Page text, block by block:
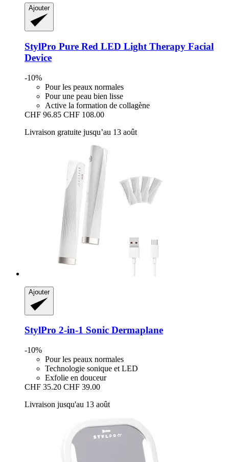
Ajouter
StylPro Pure Red LED Light Therapy Facial
Device
-10%
Pour les peaux normales
Pour une peau bien lisse
Active la formation de collagène
CHF 96.85 CHF 108.00
Livraison gratuite jusqu’au 13 août
Ajouter
StylPro 2-​in-​1 Sonic Dermaplane
-10%
Pour les peaux normales
Technologie sonique et LED
Exfolie en douceur
CHF 35.20 CHF 39.00
Livraison jusqu'au 13 août